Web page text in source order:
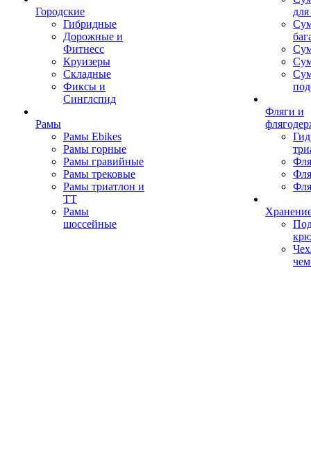
Городские
Гибридные
Дорожные и
Фитнесс
Круизеры
Складные
Фиксы и
Синглспид
Рамы
Рамы Ebikes
Рамы горные
Рамы гравийные
Рамы трековые
Рамы триатлон и
ТТ
Рамы
шоссейные
Фляги и